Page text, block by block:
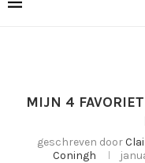
MIJN 4
geschreven door
Coningh